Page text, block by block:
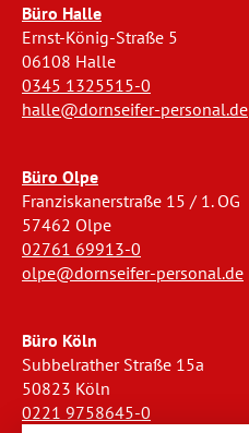
Büro Halle
Ernst-König-Straße 5
06108 Halle
0345 1325515-0
halle@dornseifer-personal.de
Büro Olpe
Franziskanerstraße 15 / 1. OG
57462 Olpe
02761 69913-0
olpe@dornseifer-personal.de
Büro Köln
Subbelrather Straße 15a
50823 Köln
0221 9758645-0